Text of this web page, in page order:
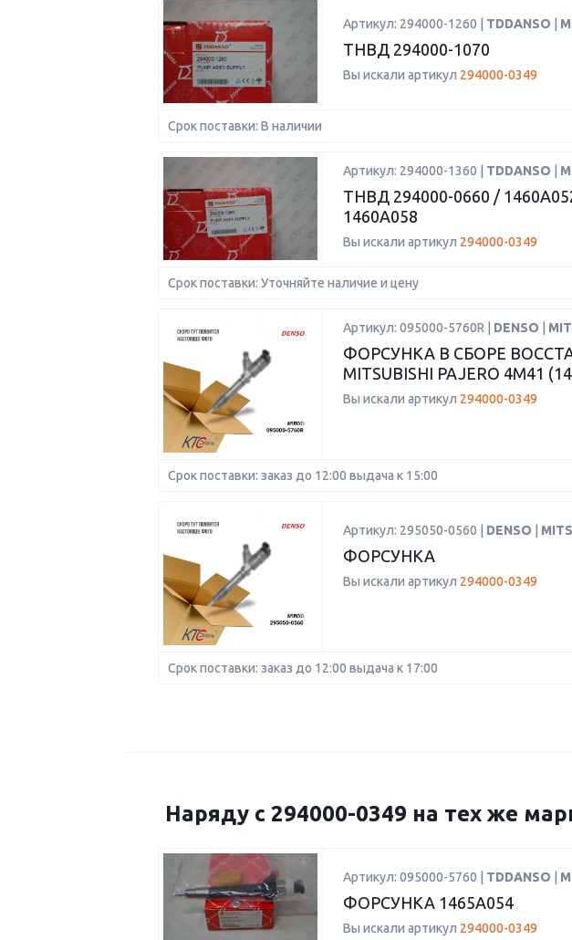
Артикул: 294000-1260 | TDDANSO
ТНВД 294000-1070
Вы искали артикул 294000-0349
Срок поставки: В наличии
Артикул: 294000-1360 | TDDANSO
ТНВД 294000-0660 /
1460A058
Вы искали артикул 294000-0349
Срок поставки: Уточняйте наличие и цену
Артикул: 095000-5760R | DENSO
ФОРСУНКА В СБОРЕ
MITSUBISHI PAJERO 4M41
Вы искали артикул 294000-0349
Срок поставки: заказ до 12:00 выдача к 15:00
Артикул: 295050-0560 | DENSO
ФОРСУНКА
Вы искали артикул 294000-0349
Срок поставки: заказ до 12:00 выдача к 17:00
Наряду с 294000-0349 на тех же
Артикул: 095000-5760 | TDDANSO
ФОРСУНКА 1465A054
Вы искали артикул 294000-0349